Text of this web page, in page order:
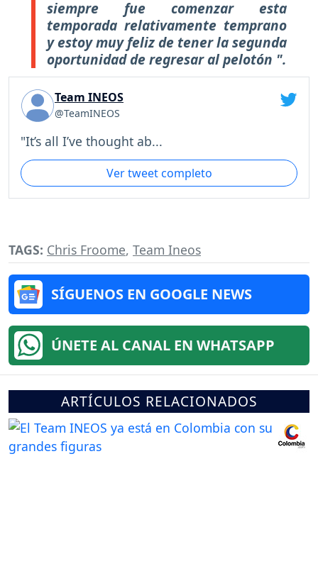
siempre fue comenzar esta
temporada relativamente temprano
y estoy muy feliz de tener la segunda
oportunidad de regresar al pelotón ".
Team INEOS
@TeamINEOS
"It’s all I’ve thought ab...
Ver tweet completo
TAGS: Chris Froome, Team Ineos
SÍGUENOS EN GOOGLE NEWS
ÚNETE AL CANAL EN WHATSAPP
ARTÍCULOS RELACIONADOS